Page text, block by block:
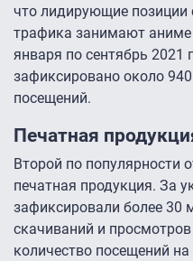
что лидирующие позиции
трафика занимают аниме
января по сентябрь 2021
зафиксировано около
посещений.
Печатная
Второй по популярности
печатная продукция. За
зафиксировали более 30
скачиваний и
количество посещений на